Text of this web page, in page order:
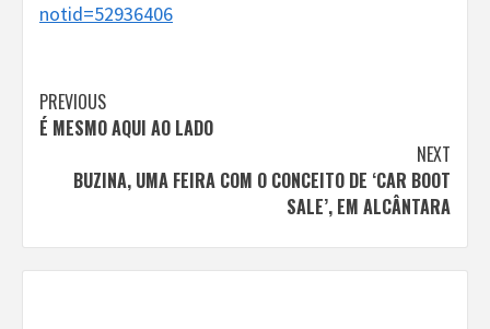
notid=52936406
Continue
Reading
PREVIOUS
É MESMO AQUI AO LADO
NEXT
BUZINA, UMA FEIRA COM O CONCEITO DE ‘CAR BOOT
SALE’, EM ALCÂNTARA